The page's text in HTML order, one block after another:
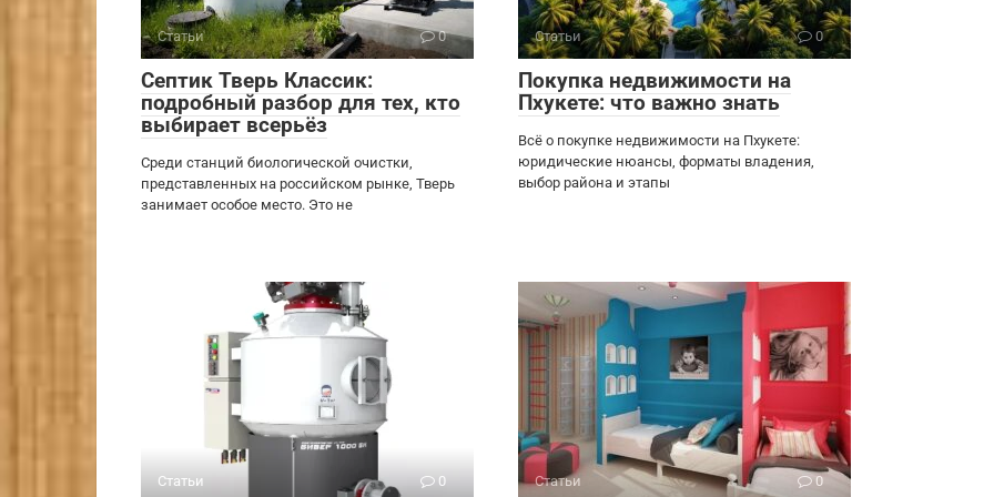
Статьи 0
Септик Тверь Классик:
подробный разбор для тех, кто
выбирает всерьёз
Среди станций биологической очистки,
представленных на российском рынке, Тверь
занимает особое место. Это не
Статьи 0
Покупка недвижимости на
Пхукете: что важно знать
Всё о покупке недвижимости на Пхукете:
юридические нюансы, форматы владения,
выбор района и этапы
Статьи 0 Статьи 0